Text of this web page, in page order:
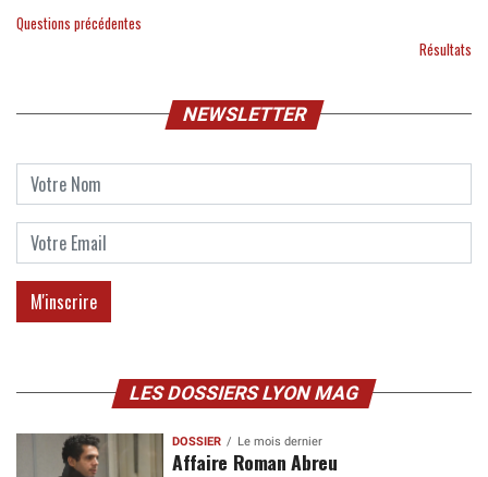
Questions précédentes
Résultats
NEWSLETTER
LES DOSSIERS LYON MAG
DOSSIER Le mois dernier
Affaire Roman Abreu